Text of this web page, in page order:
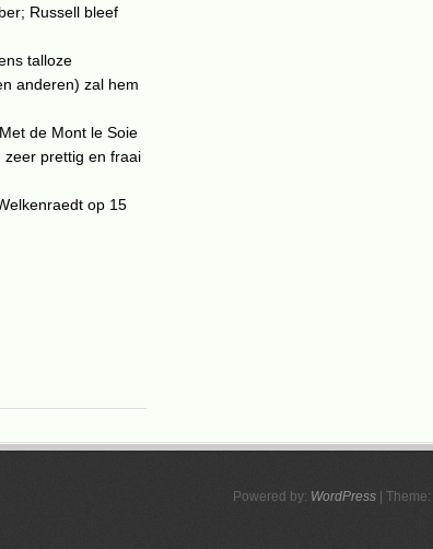
Russell bleef
talloze
anderen) zal hem
de Mont le Soie
zeer prettig en fraai
op 15
Powered by: WordPress | Theme: